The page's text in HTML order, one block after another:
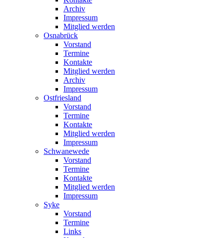
Archiv
Impressum
Mitglied werden
Osnabrück
Vorstand
Termine
Kontakte
Mitglied werden
Archiv
Impressum
Ostfriesland
Vorstand
Termine
Kontakte
Mitglied werden
Impressum
Schwanewede
Vorstand
Termine
Kontakte
Mitglied werden
Impressum
Syke
Vorstand
Termine
Links